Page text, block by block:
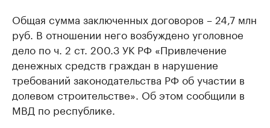
Общая сумма заключенных договоров – 24,7 млн
руб. В отношении него возбуждено уголовное
дело по ч. 2 ст. 200.3 УК РФ «Привлечение
денежных средств граждан в нарушение
требований законодательства РФ об участии в
долевом строительстве». Об этом сообщили в
МВД по республике.